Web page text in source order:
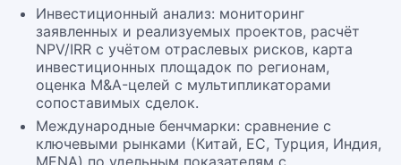
Инвестиционный анализ: мониторинг
заявленных и реализуемых проектов, расчёт
NPV/IRR с учётом отраслевых рисков, карта
инвестиционных площадок по регионам,
оценка M&A-целей с мультипликаторами
сопоставимых сделок.
Международные бенчмарки: сравнение с
ключевыми рынками (Китай, ЕС, Турция, Индия,
MENA) по удельным показателям с